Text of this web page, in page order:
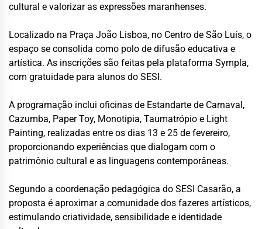
cultural e valorizar as expressões maranhenses.
Localizado na Praça João Lisboa, no Centro de São Luís, o
espaço se consolida como polo de difusão educativa e
artística. As inscrições são feitas pela plataforma Sympla,
com gratuidade para alunos do SESI.
A programação inclui oficinas de Estandarte de Carnaval,
Cazumba, Paper Toy, Monotipia, Taumatrópio e Light
Painting, realizadas entre os dias 13 e 25 de fevereiro,
proporcionando experiências que dialogam com o
patrimônio cultural e as linguagens contemporâneas.
Segundo a coordenação pedagógica do SESI Casarão, a
proposta é aproximar a comunidade dos fazeres artísticos,
estimulando criatividade, sensibilidade e identidade